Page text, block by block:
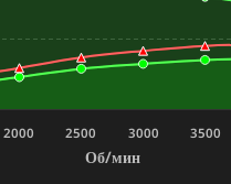
Об/мин
2000 2500 3000 3500